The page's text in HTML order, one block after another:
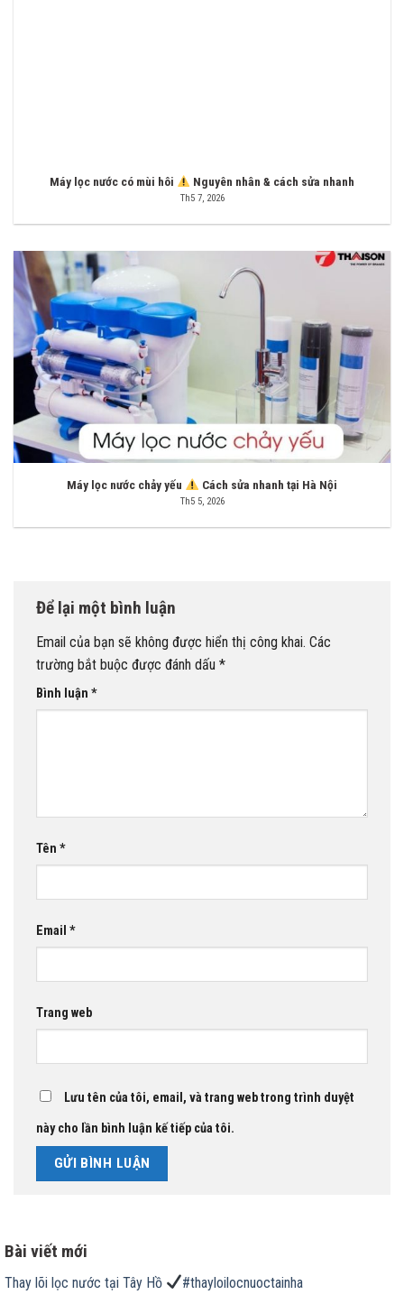
Máy lọc nước có mùi hôi Nguyên nhân & cách sửa nhanh
Th5 7, 2026
Máy lọc nước chảy yếu Cách sửa nhanh tại Hà Nội
Th5 5, 2026
Để lại một bình luận
Email của bạn sẽ không được hiển thị công khai. Các
trường bắt buộc được đánh dấu *
Bình luận *
Tên *
Email *
Trang web
Lưu tên của tôi, email, và trang web trong trình duyệt
này cho lần bình luận kế tiếp của tôi.
Bài viết mới
Thay lõi lọc nước tại Tây Hồ
#thayloilocnuoctainha